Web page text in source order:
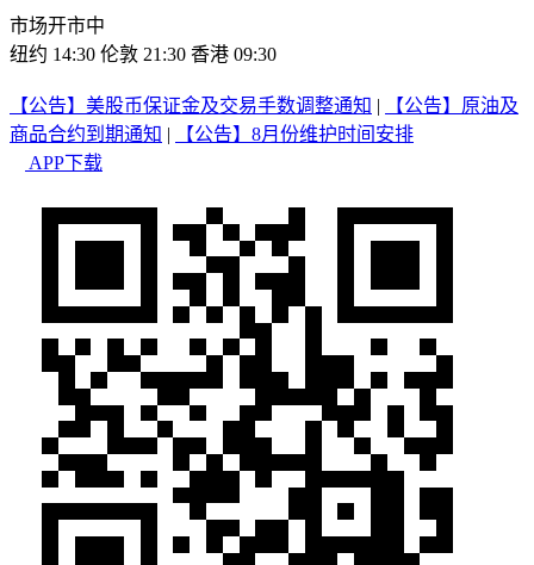
市场开市中
纽约 14:30 伦敦 21:30 香港 09:30
【公告】美股币保证金及交易手数调整通知 |
【公告】原油及
商品合约到期通知 |
【公告】8月份维护时间安排
APP下载